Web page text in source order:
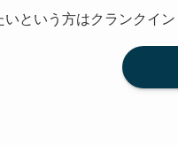
いという方はクランクイ